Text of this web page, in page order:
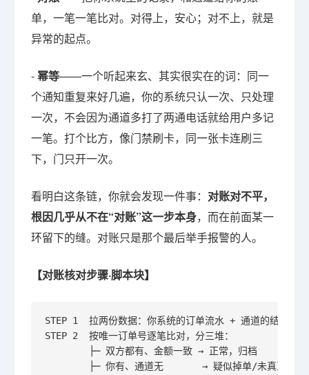
单，一笔一笔比对。对得上，安心；对不上，就是
异常的起点。
-幂等——一个听起来玄、其实很实在的词：同一
个通知重复来好几遍，你的系统只认一次、只处理
一次，不会因为通道多打了两通电话就给用户多记
一笔。打个比方，像门禁刷卡，同一张卡连刷三
下，门只开一次。
看明白这条链，你就会发现一件事： 对账对不平，
根因几乎从不在“对账”这一步本身，而在前面某一
环留下的缝。对账只是那个最后举手报警的人。
【对账核对步骤·脚本块】
STEP 1  拉两份数据：你系统的订单流水 + 通道的结算账
STEP 2  按唯一订单号逐笔比对，分三堆：
├─ 双方都有、金额一致 → 正常，归档
├─ 你有、通道无       → 疑似掉单/未真正支付